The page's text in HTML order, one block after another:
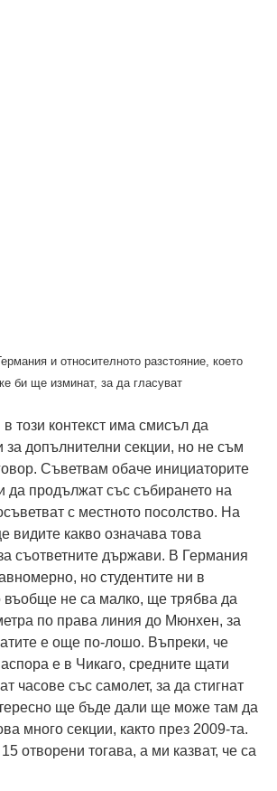
и относителното разстояние, което
би ще изминат, за да гласуват
този контекст има смисъл да
допълнителни секции, но не съм
Съветвам обаче инициаторите
да продължат със събирането на
с местното посолство. На
видите какво означава това
съответните държави. В Германия
но студентите ни в
въобще не са малко, ще трябва да
по права линия до Мюнхен, за
е още по-лошо. Въпреки, че
е в Чикаго, средните щати
часове със самолет, за да стигнат
ще бъде дали ще може там да
много секции, както през 2009-та.
отворени тогава, а ми казват, че са